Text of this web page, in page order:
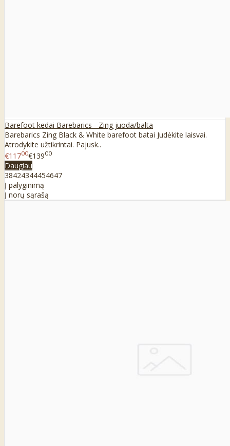
Barefoot kedai Barebarics - Zing juoda/balta
Barebarics Zing Black & White barefoot batai Judėkite laisvai.
Atrodykite užtikrintai. Pajusk..
€11700€13900
Daugiau
38424344454647
Į palyginimą
Į norų sąrašą